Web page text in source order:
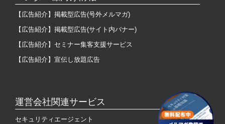
【広告紹介】掲載型広告(号外メルマガ)
【広告紹介】掲載型広告(サイト内バナー)
【広告紹介】セミナー集客支援サービス
【広告紹介】宣伝し放題広告
運営会社関連サービス
セキュリティエージェント